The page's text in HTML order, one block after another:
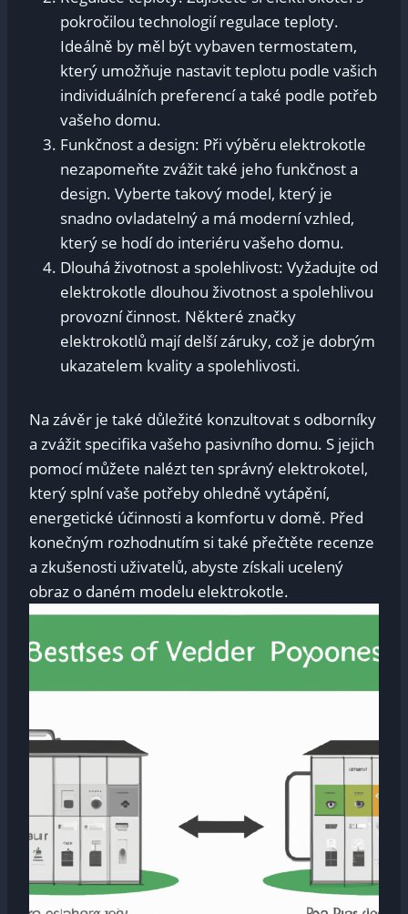
pokročilou technologií regulace teploty.
Ideálně by měl být vybaven termostatem,
který umožňuje nastavit teplotu podle vašich
individuálních preferencí a také podle potřeb
vašeho domu.
Funkčnost a design: Při výběru elektrokotle
nezapomeňte zvážit také jeho funkčnost a
design. Vyberte takový model, který je
snadno ovladatelný a má moderní vzhled,
který se hodí do interiéru vašeho domu.
Dlouhá životnost a spolehlivost: Vyžadujte od
elektrokotle dlouhou životnost a spolehlivou
provozní činnost. Některé značky
elektrokotlů mají delší záruky, což je dobrým
ukazatelem kvality a spolehlivosti.
Na závěr je také důležité konzultovat s odborníky
a zvážit specifika vašeho pasivního domu. S jejich
pomocí můžete nalézt ten správný elektrokotel,
který splní vaše potřeby ohledně vytápění,
energetické účinnosti a komfortu v domě. Před
konečným rozhodnutím si také přečtěte recenze
a zkušenosti uživatelů, abyste získali ucelený
obraz o daném modelu elektrokotle.